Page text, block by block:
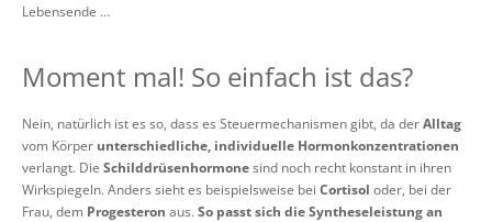
Lebensende …
Moment mal! So einfach ist das?
Nein, natürlich ist es so, dass es Steuermechanismen gibt, da derAlltag
vom Körper unterschiedliche, individuelle Hormonkonzentrationen
verlangt. Die Schilddrüsenhormonesind noch recht konstant in ihren
Wirkspiegeln. Anders sieht es beispielsweise bei Cortisol oder, bei der
Frau, dem Progesteron aus.So passt sich die Syntheseleistung an